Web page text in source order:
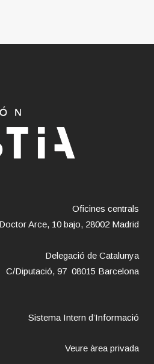
Oficines centrals
Arce, 10 bajo, 28002 Madrid
Delegació de Catalunya
C/Diputació, 97 08015 Barcelona
Sistema Intern d’Informació
Veure àrea privada